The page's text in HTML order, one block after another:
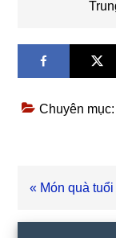
Chuyên
Bài
« Món quà tuổi